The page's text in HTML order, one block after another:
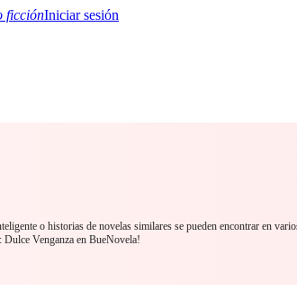
ficciónIniciar sesión
o historias de novelas similares se pueden encontrar en
Venganza en BueNovela!